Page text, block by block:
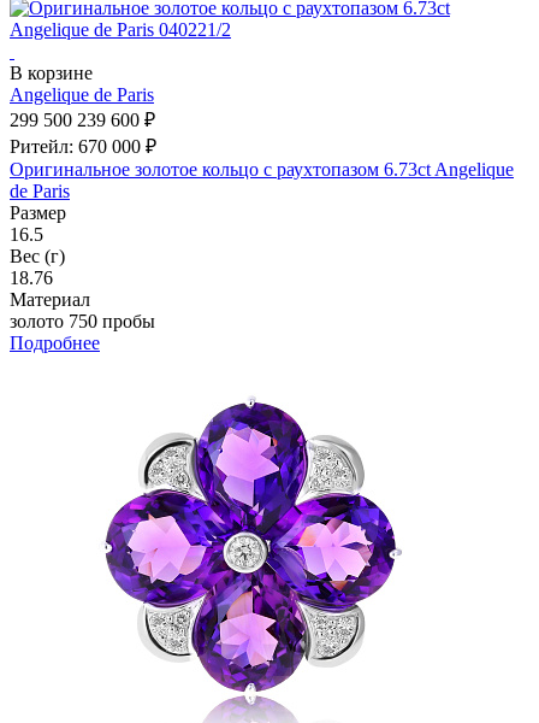
В корзине
Angelique de Paris
299 500 239 600 ₽
Ритейл: 670 000 ₽
Оригинальное золотое кольцо с раухтопазом 6.73ct Angelique
de Paris
Размер
16.5
Вес (г)
18.76
Материал
золото 750 пробы
Подробнее